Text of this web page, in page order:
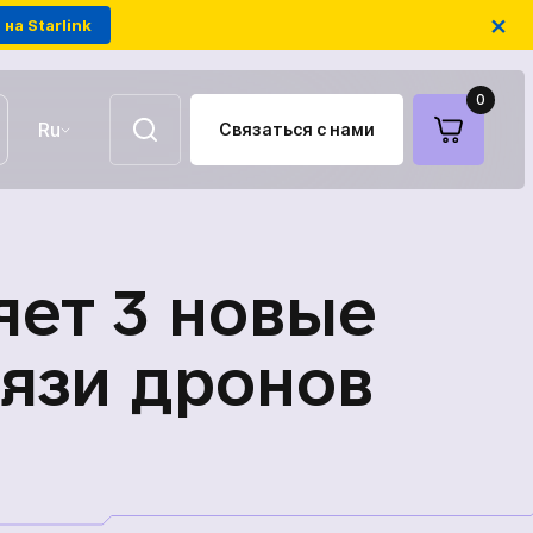
на Starlink ×
FPV-дроны на оптоволокне
Модули РЭБ украинского
Ru
Связаться с нами
0
3 новые
дронов